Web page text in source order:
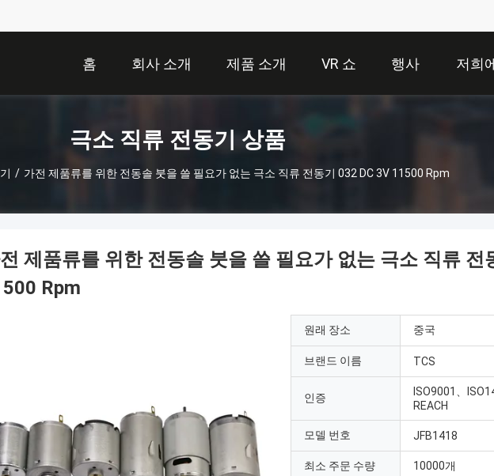
홈 회사 소개 제품 소개 VR 쇼 행사 저희
극소 직류 전동기 상품
/ 가전 제품류를 위한 전동솔 붓을 쓸 필요가 없는 극소 직류 전동기 032 DC 3V 11500 Rpm
제품류를 위한 전동솔 붓을 쓸 필요가 없는 극소 직류 전
Rpm
원래 장소 중국
브랜드 이름 TCS
인증
ISO9001、
REACH
모델 번호 JFB1418
최소 주문 수량 10000개